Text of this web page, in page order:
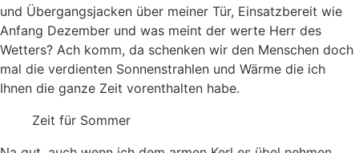
und Übergangsjacken über meiner Tür, Einsatzbereit wie
Anfang Dezember und was meint der werte Herr des
Wetters? Ach komm, da schenken wir den Menschen doch
mal die verdienten Sonnenstrahlen und Wärme die ich
Ihnen die ganze Zeit vorenthalten habe.
Zeit für Sommer